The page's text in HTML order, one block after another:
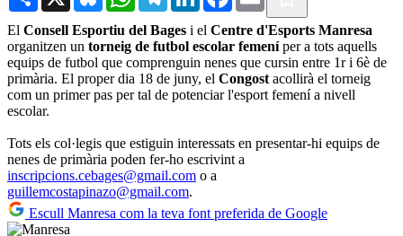
El Consell Esportiu del Bages i el Centre d'Esports Manresa
organitzen un torneig de futbol escolar femeníper a tots aquells
equips de futbol que comprenguin nenes que cursin entre 1r i 6è de
primària. El proper dia 18 de juny, el Congost acollirà el torneig
com un primer pas per tal de potenciar l'esport femení a nivell
escolar.
Tots els col·legis que estiguin interessats en presentar-hi equips de
nenes de primària poden fer-ho escrivint a
inscripcions.cebages@gmail.com o a
guillemcostapinazo@gmail.com.
Escull Manresa com la teva font preferida de Google